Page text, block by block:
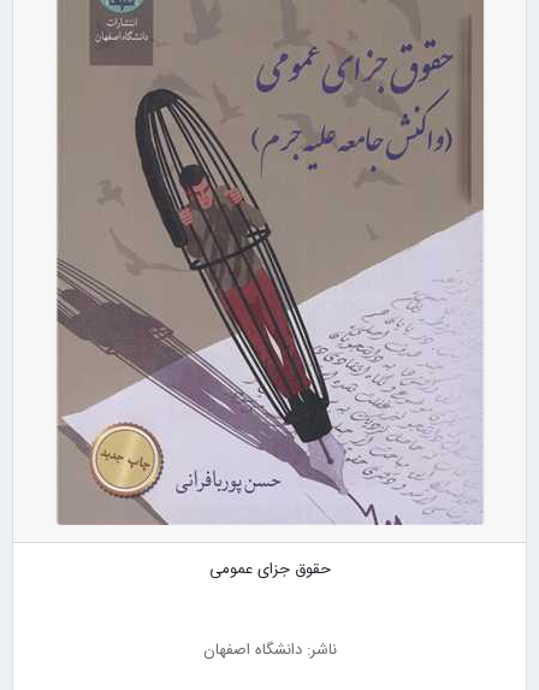
حقوق جزای عمومی
ناشر: دانشگاه اصفهان